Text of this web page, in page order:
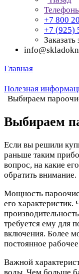
+7 800
+7 (925)
Заказать
Главная
Полезная
Выбираем
Выбираем
Если вы решили
раньше таким
вопрос, на какие
обратить внимание.
Мощность
его
требуется ему для
включения. Более
постоянное
Важной